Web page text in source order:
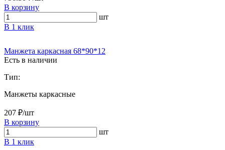
В корзину
шт
В 1 клик
Манжета каркасная 68*90*12
Есть в наличии
Тип:
Манжеты каркасные
207 ₽/шт
В корзину
шт
В 1 клик